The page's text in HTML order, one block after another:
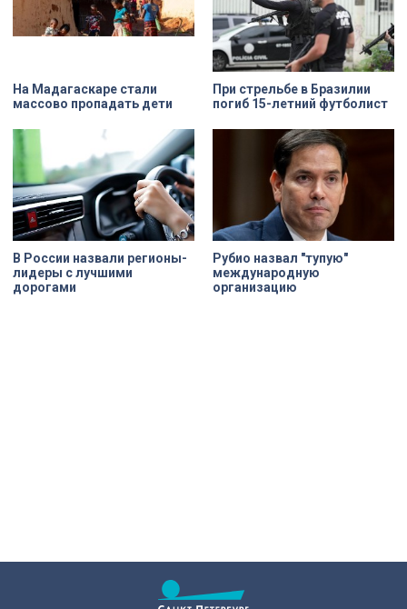
На Мадагаскаре стали
массово пропадать дети
При стрельбе в Бразилии
погиб 15-летний футболист
В России назвали регионы-
лидеры с лучшими
дорогами
Рубио назвал "тупую"
международную
организацию